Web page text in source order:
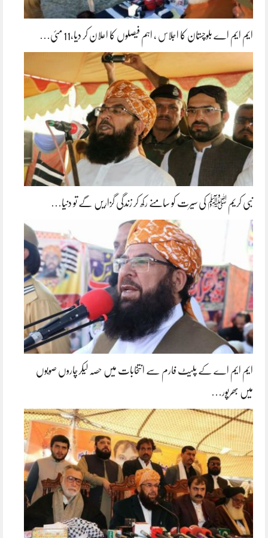
ایم ایم اے بلوچستان کا اجلاس ، اہم فیصلوں کا اعلان کر دیا،11 مئی…
نبی کریم ﷺ کی سیرت کو سامنے رکھ کر زندگی گزاریں گے تو دنیا…
ایم ایم اے کے پلیٹ فارم سے انتخابات میں حصہ لیکرچاروں صوبوں
میں بھرپور…